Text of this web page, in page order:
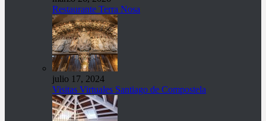
Restaurante Terra Nosa
julio 17, 2024
Visitas Virtuales Santiago de Compostela